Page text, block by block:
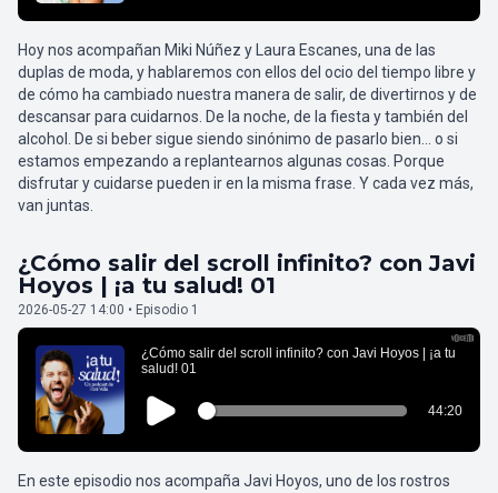
Hoy nos acompañan Miki Núñez y Laura Escanes, una de las
duplas de moda, y hablaremos con ellos del ocio del tiempo libre y
de cómo ha cambiado nuestra manera de salir, de divertirnos y de
descansar para cuidarnos. De la noche, de la fiesta y también del
alcohol. De si beber sigue siendo sinónimo de pasarlo bien… o si
estamos empezando a replantearnos algunas cosas. Porque
disfrutar y cuidarse pueden ir en la misma frase. Y cada vez más,
van juntas.
¿Cómo salir del scroll infinito? con Javi
Hoyos | ¡a tu salud! 01
2026-05-27 14:00 • Episodio 1
En este episodio nos acompaña Javi Hoyos, uno de los rostros